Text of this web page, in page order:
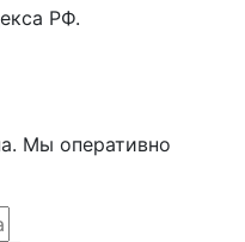
РФ.
Мы оперативно